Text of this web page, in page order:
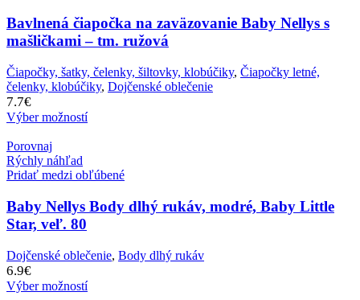
Bavlnená čiapočka na zaväzovanie Baby Nellys s
mašličkami – tm. ružová
Čiapočky, šatky, čelenky, šiltovky, klobúčiky, Čiapočky letné,
čelenky, klobúčiky, Dojčenské oblečenie
7.7€
Výber možností
Porovnaj
Rýchly náhľad
Pridať medzi obľúbené
Baby Nellys Body dlhý rukáv, modré, Baby Little
Star, veľ. 80
Dojčenské oblečenie, Body dlhý rukáv
6.9€
Výber možností